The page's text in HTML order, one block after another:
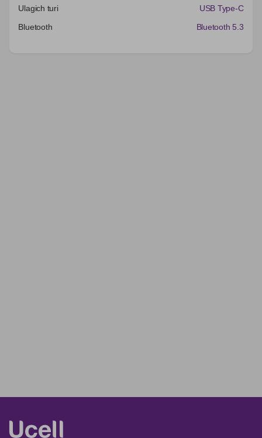
Ulagich turi
USB Type-C
Bluetooth
Bluetooth 5.3